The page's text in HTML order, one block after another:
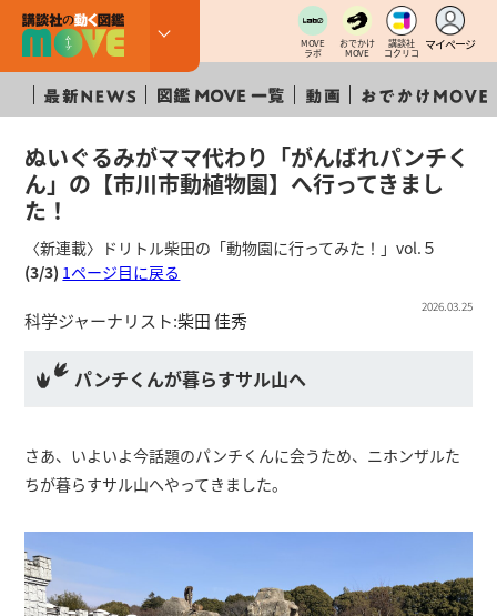
MOVE
ラボ
おでかけ
MOVE
講談社
コクリコ
マイページ
ぬいぐるみがママ代わり「がんばれパンチく
ん」の【市川市動植物園】へ行ってきまし
た！
〈新連載〉ドリトル柴田の「動物園に行ってみた！」vol.５
(3/3) 1ページ目に戻る
2026.03.25
科学ジャーナリスト:柴田 佳秀
パンチくんが暮らすサル山へ
さあ、いよいよ今話題のパンチくんに会うため、ニホンザルた
ちが暮らすサル山へやってきました。